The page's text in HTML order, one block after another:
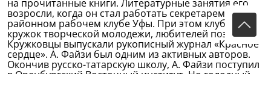
на прочитанные книги. Литературные занятия его
возросли, когда он стал работать секретарем в
районном рабочем клубе Уфы. При этом клубе был
кружок творческой молодежи, любителей поэзии.
Кружковцы выпускали рукописный журнал «Красное
сердце». А. Файзи был одним из активных авторов.
Окончив русско-татарскую школу, А. Файзи поступил
в Оренбургский Восточный институт. Но голодный